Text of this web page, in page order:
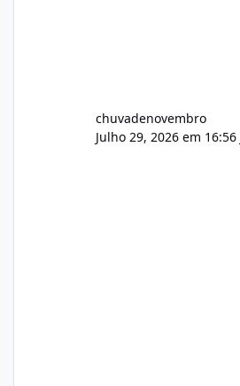
chuvadenovembro
Julho 29, 2026 em 16:56